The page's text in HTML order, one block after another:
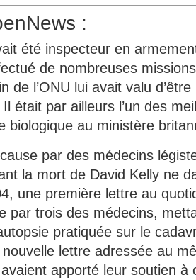
:
été inspecteur en
de nombreuses
de l’ONU lui avait valu
était par ailleurs l’un des
biologique au ministère
par des médecins
la mort de David Kelly ne
une première lettre au
par trois des médecins,
pratiquée sur le
lettre adressée au
apporté leur soutien à